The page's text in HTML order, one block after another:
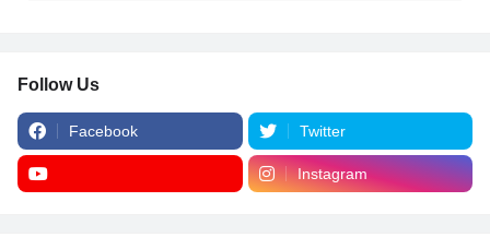
Follow Us
Facebook Twitter
Instagram